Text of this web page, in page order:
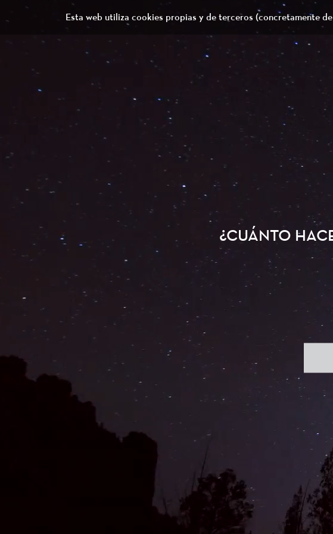
Esta web utiliza cookies propias y de terceros (concretamente
¿CUÁNTO